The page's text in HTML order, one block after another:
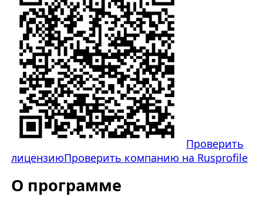
Проверить
лицензиюПроверить компанию на Rusprofile
О программе